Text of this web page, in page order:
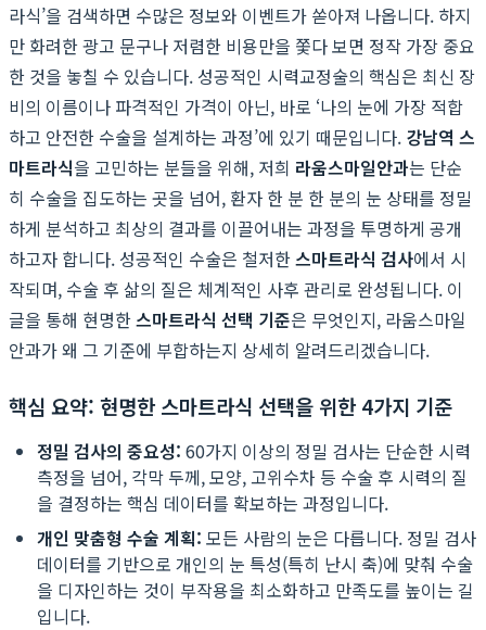
라식’을 검색하면 수많은 정보와 이벤트가 쏟아져 나옵니다. 하지
만 화려한 광고 문구나 저렴한 비용만을 쫓다 보면 정작 가장 중요
한 것을 놓칠 수 있습니다. 성공적인 시력교정술의 핵심은 최신 장
비의 이름이나 파격적인 가격이 아닌, 바로 ‘나의 눈에 가장 적합
하고 안전한 수술을 설계하는 과정’에 있기 때문입니다. 강남역 스
마트라식을 고민하는 분들을 위해, 저희 라움스마일안과는 단순
히 수술을 집도하는 곳을 넘어, 환자 한 분 한 분의 눈 상태를 정밀
하게 분석하고 최상의 결과를 이끌어내는 과정을 투명하게 공개
하고자 합니다. 성공적인 수술은 철저한스마트라식 검사에서 시
작되며, 수술 후 삶의 질은 체계적인 사후 관리로 완성됩니다. 이
글을 통해 현명한스마트라식 선택 기준은 무엇인지, 라움스마일
안과가 왜 그 기준에 부합하는지 상세히 알려드리겠습니다.
핵심 요약: 현명한 스마트라식 선택을 위한 4가지 기준
정밀 검사의 중요성: 60가지 이상의 정밀 검사는 단순한 시력
측정을 넘어, 각막 두께, 모양, 고위수차 등 수술 후 시력의 질
을 결정하는 핵심 데이터를 확보하는 과정입니다.
개인 맞춤형 수술 계획: 모든 사람의 눈은 다릅니다. 정밀 검사
데이터를 기반으로 개인의 눈 특성(특히 난시 축)에 맞춰 수술
을 디자인하는 것이 부작용을 최소화하고 만족도를 높이는 길
입니다.